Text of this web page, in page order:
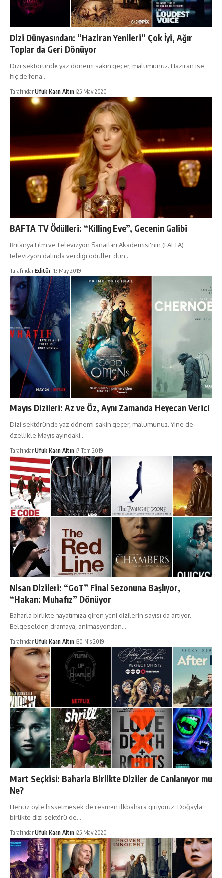
Dizi Dünyasından: “Haziran Yenileri” Çok İyi, Ağır
Toplar da Geri Dönüyor
Dizi sektöründe yaz dönemi sakin geçer, malumunuz. Haziran ise
hiç de fena…
TarafındanUfuk Kaan Altın 25 May 2020
BAFTA TV Ödülleri: “Killing Eve”, Gecenin Galibi
Britanya Film ve Televizyon Sanatları Akademisi'nin (BAFTA)
televizyon dalında verdiği ödüller, dün…
TarafındanEditör 13 May 2019
Mayıs Dizileri: Az ve Öz, Aynı Zamanda Heyecan Verici
Dizi sektöründe yaz dönemi sakin geçer, malumunuz. Yine de
özellikle Mayıs ayındaki…
TarafındanUfuk Kaan Altın 7 Tem 2019
Nisan Dizileri: “GoT” Final Sezonuna Başlıyor,
“Hakan: Muhafız” Dönüyor
Baharla birlikte hayatımıza giren yeni dizilerin sayısı da artıyor.
Belgeselden dramaya, animasyondan…
TarafındanUfuk Kaan Altın 30 Nis 2019
Mart Seçkisi: Baharla Birlikte Diziler de Canlanıyor mu
Ne?
Henüz öyle hissetmesek de resmen ilkbahara giriyoruz. Doğayla
birlikte dizi sektörü de…
TarafındanUfuk Kaan Altın 25 May 2020